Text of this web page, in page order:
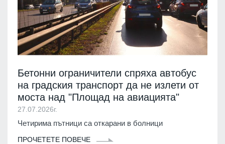
Бетонни ограничители спряха автобус
на градския транспорт да не излети от
моста над "Площад на авиацията"
27.07.2026г.
Четирима пътници са откарани в болници
ПРОЧЕТЕТЕ ПОВЕЧЕ